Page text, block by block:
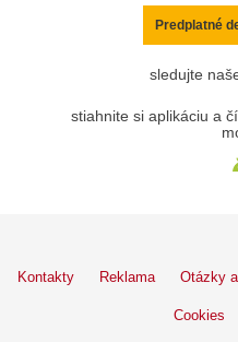
Predplatné
sledujte
stiahnite si aplikáciu a
Kontakty Reklama Otázky
Cookies